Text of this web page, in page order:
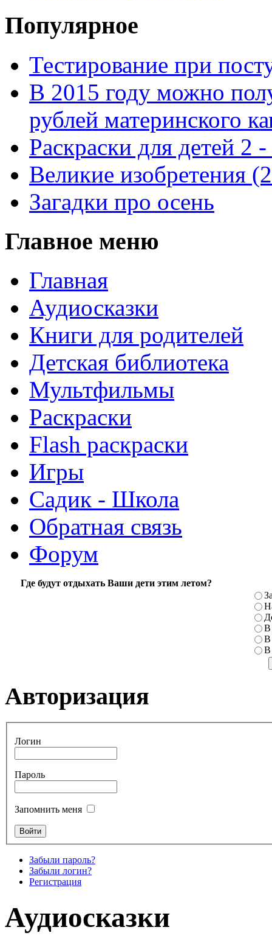
Популярное
Тестирование при
В 2015 году можно
рублей материнского
Раскраски для детей 2 -
Великие изобретения
Загадки про осень
Главное меню
Главная
Аудиосказки
Книги для родителей
Детская библиотека
Мультфильмы
Раскраски
Flash раскраски
Игры
Садик - Школа
Обратная связь
Форум
Где будут отдыхать Ваши дети этим летом?
В
В
В
Авторизация
Логин
Пароль
Запомнить меня
Забыли пароль?
Забыли логин?
Регистрация
Аудиосказки